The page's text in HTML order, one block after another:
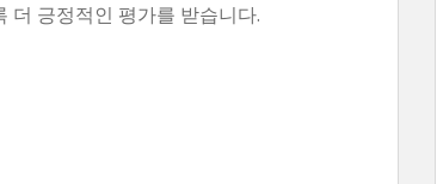
더 긍정적인 평가를 받습니다.